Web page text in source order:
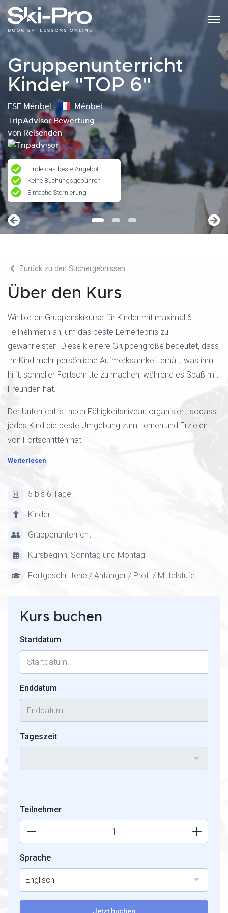
Gruppenunterricht
Kinder "TOP 6"
ESF Méribel
Méribel
TripAdvisor Bewertung
von Reisenden
Finde das beste Angebot
Keine Buchungsgebühren
Einfache Stornierung
Zurück zu den Suchergebnissen
Über den Kurs
Wir bieten Gruppenskikurse für Kinder mit maximal 6
Teilnehmern an, um das beste Lernerlebnis zu
gewährleisten. Diese kleinere Gruppengröße bedeutet, dass
Ihr Kind mehr persönliche Aufmerksamkeit erhält, was ihm
hilft, schneller Fortschritte zu machen, während es Spaß mit
Freunden hat.
Der Unterricht ist nach Fähigkeitsniveau organisiert, sodass
jedes Kind die beste Umgebung zum Lernen und Erzielen
von Fortschritten hat.
Weiterlesen
5 bis 6 Tage
Kinder
Gruppenunterricht
Kursbeginn: Sonntag und Montag
Fortgeschrittene / Anfänger / Profi / Mittelstufe
Kurs buchen
Startdatum
Enddatum
Tageszeit
Teilnehmer
Sprache
Englisch